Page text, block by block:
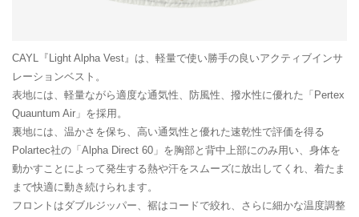
CAYL『Light Alpha Vest』は、軽量で使い勝手の良いアクティブインサ
レーションベスト。
表地には、軽量ながら適度な通気性、防風性、撥水性に優れた「Pertex
Quauntum Air」を採用。
裏地には、温かさを保ち、高い通気性と優れた速乾性で評価を得る
Polartec社の「Alpha Direct 60」を胸部と背中上部にのみ用い、身体を
動かすことによって発生する熱や汗をスムーズに放出してくれ、着たま
まで快適に動き続けられます。
フロントはダブルジッパー、裾はコードで絞れ、さらに細かな温度調整